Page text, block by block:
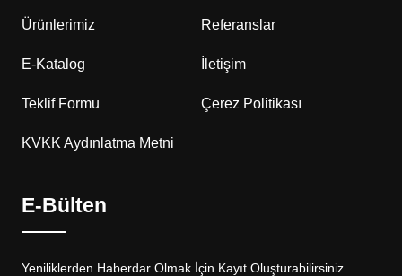
Ürünlerimiz Referanslar
E-Katalog İletişim
Teklif Formu Çerez Politikası
KVKK Aydınlatma Metni
E-Bülten
Yeniliklerden Haberdar Olmak İçin Kayıt Oluşturabilirsiniz